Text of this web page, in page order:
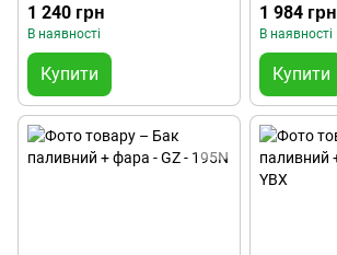
1 240 грн
В наявності
Купити
1 984 грн
В наявності
Купити